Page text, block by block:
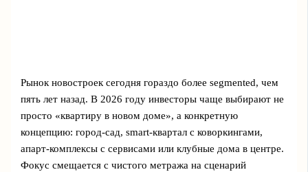
Рынок новостроек сегодня гораздо более segmented, чем
пять лет назад. В 2026 году инвесторы чаще выбирают не
просто «квартиру в новом доме», а конкретную
концепцию: город-сад, smart-квартал с коворкингами,
апарт-комплексы с сервисами или клубные дома в центре.
Фокус смещается с чистого метража на сценарий